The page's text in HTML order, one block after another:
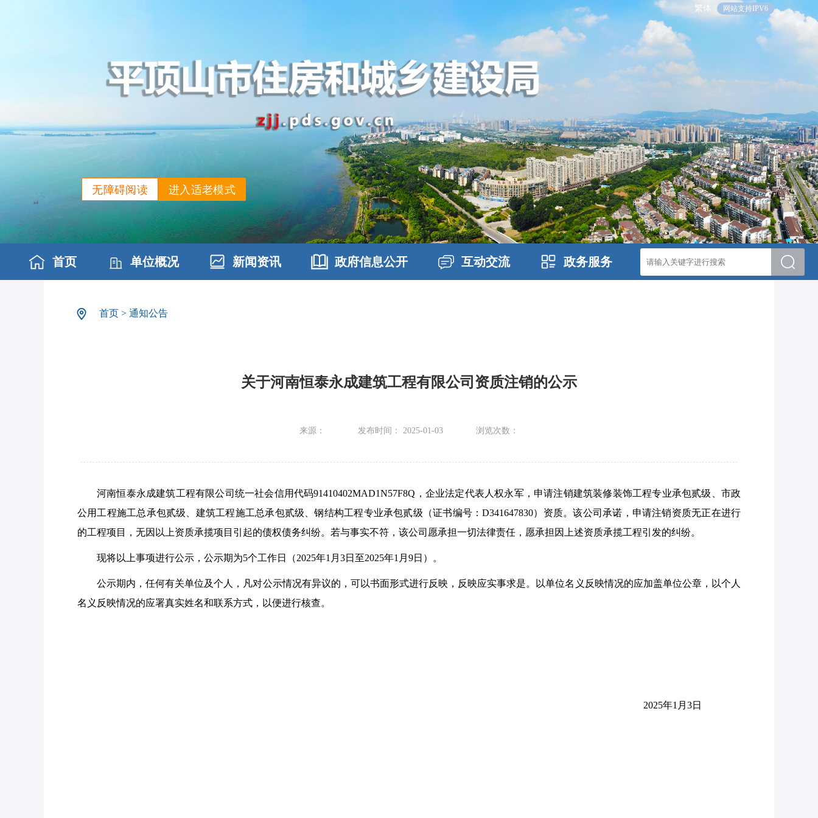
繁体 网站支持IPV6
进入适老模式
无障碍阅读
首页 单位概况 新闻资讯 政府信息公开 互动交流 政务服务
首页 > 通知公告
关于河南恒泰永成建筑工程有限公司资质注销的公示
来源： 发布时间： 2025-01-03 浏览次数：
河南恒泰永成建筑工程有限公司统一社会信用代码91410402MAD1N57F8Q，企业法定代表人权永军，申请注销建筑装修装饰工程专业承包贰级、市政
公用工程施工总承包贰级、建筑工程施工总承包贰级、钢结构工程专业承包贰级（证书编号：D341647830）资质。该公司承诺，申请注销资质无正在进行
的工程项目，无因以上资质承揽项目引起的债权债务纠纷。若与事实不符，该公司愿承担一切法律责任，愿承担因上述资质承揽工程引发的纠纷。
现将以上事项进行公示，公示期为5个工作日（2025年1月3日至2025年1月9日）。
公示期内，任何有关单位及个人，凡对公示情况有异议的，可以书面形式进行反映，反映应实事求是。以单位名义反映情况的应加盖单位公章，以个人
名义反映情况的应署真实姓名和联系方式，以便进行核查。
2025年1月3日